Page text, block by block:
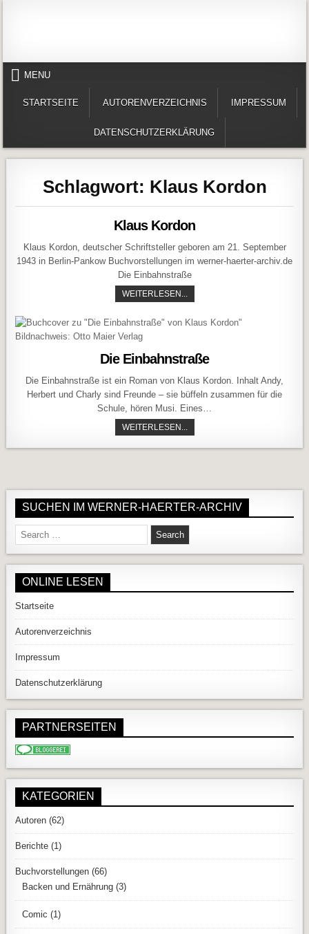
MENU
STARTSEITE AUTORENVERZEICHNIS IMPRESSUM
DATENSCHUTZERKLÄRUNG
Schlagwort: Klaus Kordon
Klaus Kordon
Klaus Kordon, deutscher Schriftsteller geboren am 21. September
1943 in Berlin-Pankow Buchvorstellungen im werner-haerter-archiv.de
Die Einbahnstraße
WEITERLESEN...
Die Einbahnstraße
Die Einbahnstraße ist ein Roman von Klaus Kordon. Inhalt Andy,
Herbert und Charly sind Freunde – sie büffeln zusammen für die
Schule, hören Musi. Eines…
WEITERLESEN...
SUCHEN IM WERNER-HAERTER-ARCHIV
Search for:
ONLINE LESEN
Startseite
Autorenverzeichnis
Impressum
Datenschutzerklärung
PARTNERSEITEN
KATEGORIEN
Autoren (62)
Berichte (1)
Buchvorstellungen (66)
Backen und Ernährung (3)
Comic (1)